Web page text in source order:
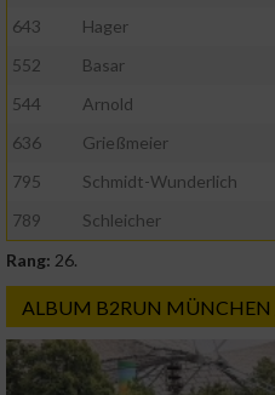
643
Hager
552
Basar
544
Arnold
636
Grießmeier
795
Schmidt-Wunderlich
789
Schleicher
Rang: 26.
ALBUM B2RUN MÜNCHEN